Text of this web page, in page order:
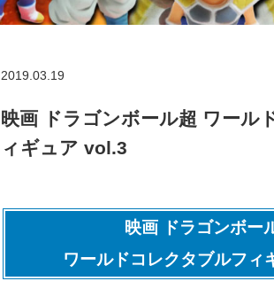
2019.03.19
映画 ドラゴンボール超 ワール
ィギュア vol.3
映画 ドラゴンボー
ワールドコレクタブルフィ